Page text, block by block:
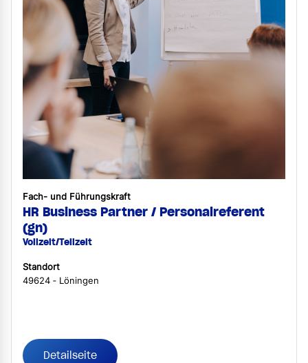
Fach- und Führungskraft
HR Business Partner / Personalreferent
(gn)
Vollzeit/Teilzeit
Standort
49624 ‐ Löningen
Detailseite